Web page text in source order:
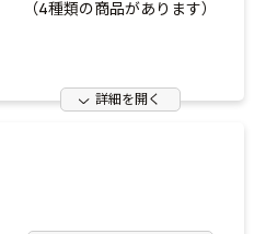
（4種類の商品があります）
詳細を開く